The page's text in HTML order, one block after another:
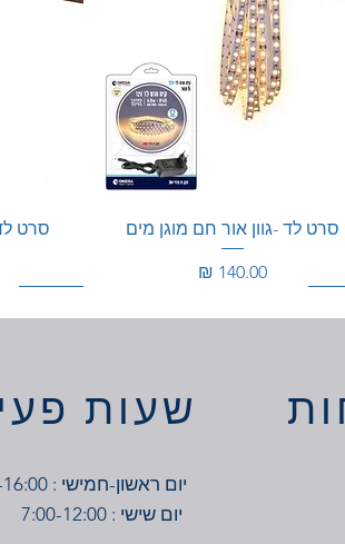
סרט לד -גוון אור חם מוגן מים
מחיר
סרט
שעות
יום ראשון-חמישי : 7:00-16:00